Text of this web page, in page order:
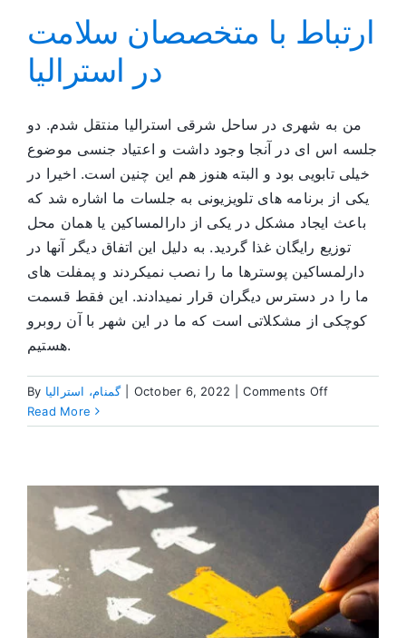
ارتباط با متخصصان سلامت
در استرالیا
من به شهری در ساحل شرقی استرالیا منتقل شدم. دو
جلسه اس ای در آنجا وجود داشت و اعتیاد جنسی موضوع
خیلی تابویی بود و البته هنوز هم این چنین است. اخیرا در
یکی از برنامه های تلویزیونی به جلسات ما اشاره شد که
باعث ایجاد مشکل در یکی از دارالمساکین یا همان محل
توزیع رایگان غذا گردید. به دلیل این اتفاق دیگر آنها در
دارلمساکین پوسترها ما را نصب نمیکردند و پمفلت های
ما را در دسترس دیگران قرار نمیدادند. این فقط قسمت
کوچکی از مشکلاتی است که ما در این شهر با آن روبرو
هستیم.
By گمنام، استرالیا October 6, 2022 Comments Offon
با
در
استرالیا
Read More